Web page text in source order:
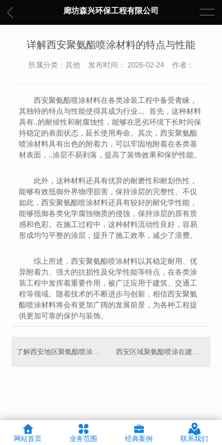
廊坊森兴环保工程有限公司
详解西安聚氨酯喷涂材料的特点与性能
所属分类：其他 发布时间： 2026-02-24 作者：
西安聚氨酯喷涂材料在各类涂装工程中备受青睐，
其独特的特点与性能使得其成为行业..。首先，这种材料
具有..的耐候性和耐腐蚀性，能够在恶劣环境下长时间保
持稳定的表面状态，延长使用寿命。其次，西安聚氨酯
喷涂材料具有出色的附着力，可以牢固地附着在各类基
材表面，..涂层不易剥落，提高了装饰效果和保护性能。
此外，这种材料还具有优异的耐磨性和耐划伤性，
能够有效抵御外界物理损害，保持涂层的完整性。不仅
如此，西安聚氨酯喷涂材料还具有较好的耐化学性能，
能够抵御各类化学腐蚀物质的侵蚀，保持涂层的原有质
感和色彩。在施工过程中，这种材料流动性良好，容易
形成均匀平整的涂层，提升了施工效率，减少了浪费。
综上所述，西安聚氨酯喷涂材料以其稳定耐用、优
异附着力、强大的抗损性及化学性能等特点，在各类涂
装工程中发挥着重要作用，被广泛应用于建筑、交通工
程等领域。随着技术的不断进步与创新，相信西安聚氨
酯喷涂材料将会有更加广阔的发展前景，为各种工程提
供更加可靠的保护与装饰。
网站首页 业务范围 经典案例 联系我们